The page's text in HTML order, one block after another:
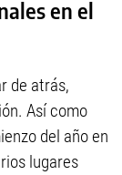
en el
de atrás,
Así como
del año en
lugares